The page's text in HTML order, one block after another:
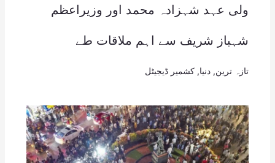
ولی عہد شہزادہ محمد اور وزیراعظم
شہباز شریف سے اہم ملاقات طے
تازہ ترین دنیا کشمیر ڈیجیٹل